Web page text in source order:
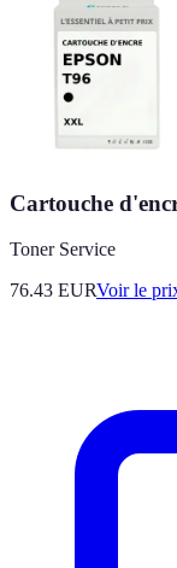
Cartouche
Toner Service
76.43 EURVoir le